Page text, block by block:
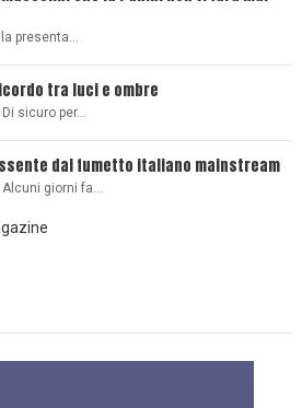
presenta…
tra luci e ombre
sicuro per…
dal fumetto italiano mainstream
giorni fa…